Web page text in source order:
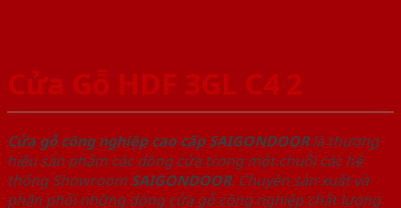
Cửa Gỗ HDF 3GL C4 2
Cửa gỗ công nghiệp cao cấp SAIGONDOORlà thương
hiệu sản phẩm các dòng cửa trong một chuỗi các hệ
thống Showroom SAIGONDOOR. Chuyên sản xuất và
phân phối những dòng cửa gỗ công nghiệp chất lượng